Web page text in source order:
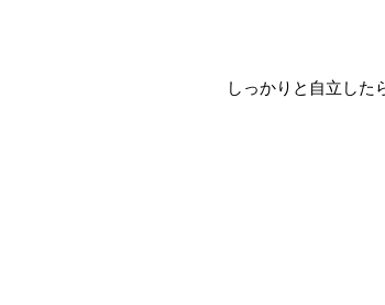
しっかりと自立した